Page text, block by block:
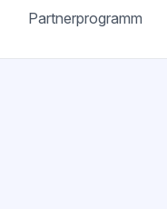
Partnerprogramm